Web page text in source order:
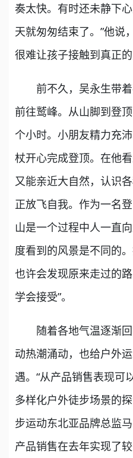
奏太快。有时还未静下
天就匆匆结束了。”他说
很难让孩子接触到真正的
前不久，吴永生带着
前往鹫峰。从山脚到登
个小时。小朋友精力充
杖开心完成登顶。在他
又能亲近大自然，认识
正放飞自我。作为一名
山是一个过程中人一直
度看到的风景是不同的
也许会发现原来走过的
学会接受”。
随着各地气温逐渐回
动热潮涌动，也给户外
遇。“从产品销售表现可
多样化户外徒步场景的
步运动东北亚品牌总监
产品销售在去年实现了